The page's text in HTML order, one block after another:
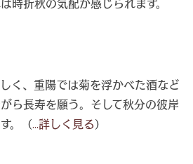
時折秋の気配が感じられます。
く、重陽では菊を浮かべた酒など
ら長寿を願う。そして秋分の彼岸
。（...詳しく見る）